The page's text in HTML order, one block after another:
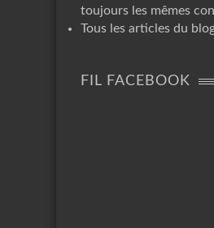
toujours les mêmes
Tous les articles du
FIL FACEBOOK